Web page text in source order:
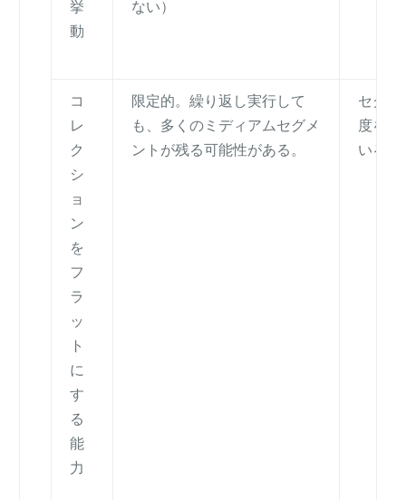
挙
動
ない）
コ
レ
ク
シ
ョ
ン
を
フ
ラ
ッ
ト
に
す
る
能
力
限定的。繰り返し実行して
も、多くのミディアムセグメ
ントが残る可能性がある。
セグ
度を
いる。